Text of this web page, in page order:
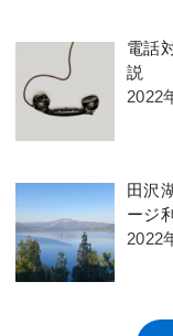
電話
説
2022
田沢
ージ
2022